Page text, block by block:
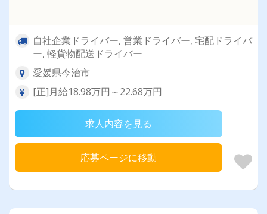
自社企業ドライバー, 営業ドライバー, 宅配ドライバ
ー, 軽貨物配送ドライバー
愛媛県今治市
[正]月給18.98万円～22.68万円
求人内容を見る
応募ページに移動